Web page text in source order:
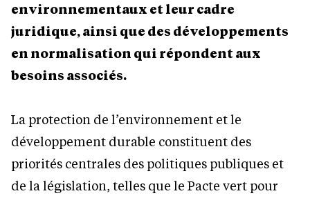
environnementaux et leur cadre
juridique, ainsi que des développements
en normalisation qui répondent aux
besoins associés.
La protection de l’environnement et le
développement durable constituent des
priorités centrales des politiques publiques et
de la législation, telles que le Pacte vert pour